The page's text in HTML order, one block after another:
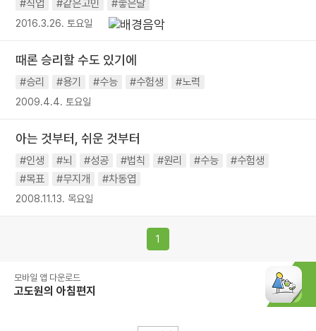
#직업
#같은고민 #좋은날
2016.3.26. 토요일
때론 승리할 수도 있기에
#승리 #용기 #수능 #수험생 #노력
2009.4.4. 토요일
아는 것부터, 쉬운 것부터
#인생 #뇌 #성공 #법칙 #원리 #수능
#수험생
#목표
#무지개 #차동엽
2008.11.13. 목요일
1
모바일 앱 다운로드
고도원의 아침편지